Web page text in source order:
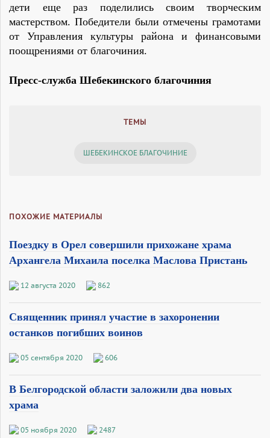
дети еще раз поделились своим творческим
мастерством. Победители были отмечены грамотами
от Управления культуры района и финансовыми
поощрениями от благочиния.
Пресс-служба Шебекинского благочиния
ТЕМЫ
ШЕБЕКИНСКОЕ БЛАГОЧИНИЕ
ПОХОЖИЕ МАТЕРИАЛЫ
Поездку в Орел совершили прихожане храма
Архангела Михаила поселка Маслова Пристань
12 августа 2020 862
Священник принял участие в захоронении
останков погибших воинов
05 сентября 2020 606
В Белгородской области заложили два новых
храма
05 ноября 2020 2487